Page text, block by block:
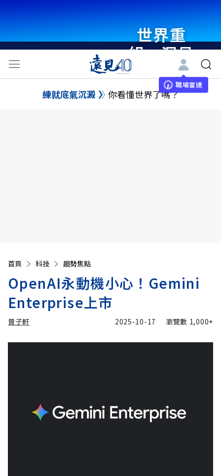
世界重
組・洞見
未來 與
世界領袖
職場雷達
練就底氣沉澱 你看懂世界了嗎？
首頁 科技 趨勢焦點
OpenAI永動機小心！Gemini
Enterprise上市
曾子軒 2025-10-17 瀏覽數 1,000+